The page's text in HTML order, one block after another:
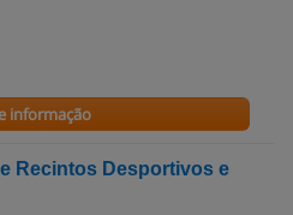
informação
Recintos Desportivos e